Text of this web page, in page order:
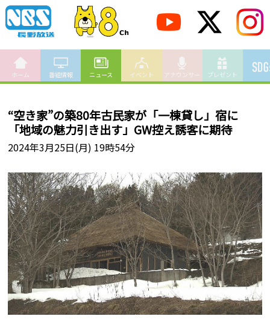
ホーム 番組情報 ニュース イベント アナウンサー プレゼント
“空き家”の築80年古民家が「一棟貸し」宿に
「地域の魅力引き出す」GW控え誘客に期待
2024年3月25日(月) 19時54分